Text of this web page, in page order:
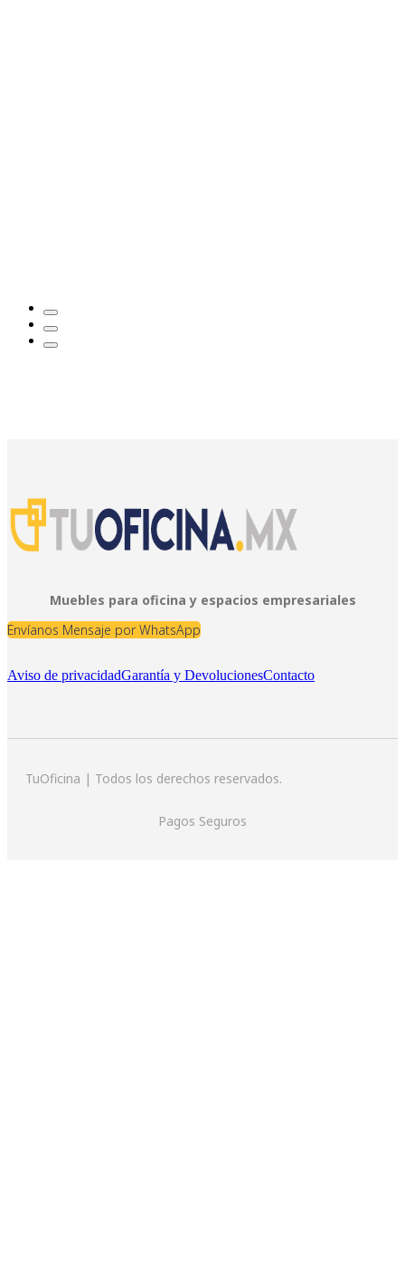
Muebles para oficina y espacios empresariales
Envíanos Mensaje por WhatsApp
Aviso de privacidadGarantía y DevolucionesContacto
TuOficina | Todos los derechos reservados.
Pagos Seguros